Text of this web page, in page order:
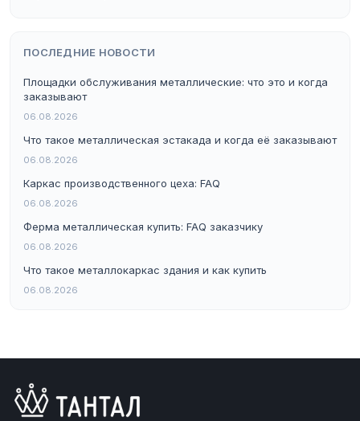
ПОСЛЕДНИЕ НОВОСТИ
Площадки обслуживания металлические: что это и когда
заказывают
06.08.2026
Что такое металлическая эстакада и когда её заказывают
06.08.2026
Каркас производственного цеха: FAQ
06.08.2026
Ферма металлическая купить: FAQ заказчику
06.08.2026
Что такое металлокаркас здания и как купить
06.08.2026